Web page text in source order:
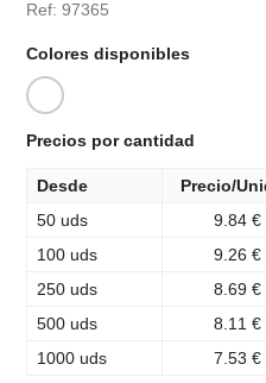
Ref: 97365
Colores disponibles
Precios por cantidad
Desde Precio/
50 uds
9.84 €
100 uds
9.26 €
250 uds
8.69 €
500 uds
8.11 €
1000 uds
7.53 €